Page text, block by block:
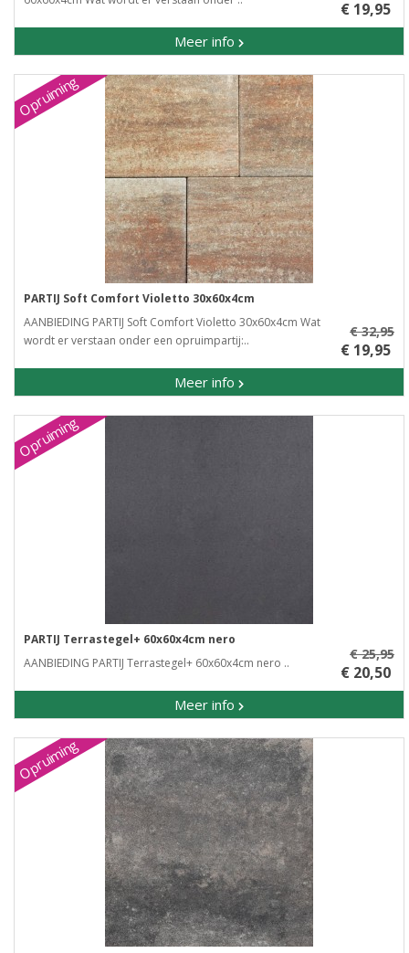
Meer info
€ 19,95
Opruiming
PARTIJ Soft Comfort Violetto 30x60x4cm
AANBIEDING PARTIJ Soft Comfort Violetto 30x60x4cm Wat
wordt er verstaan onder een opruimpartij:..
Meer info
€ 32,95
€ 19,95
Opruiming
PARTIJ Terrastegel+ 60x60x4cm nero
AANBIEDING PARTIJ Terrastegel+ 60x60x4cm nero ..
Meer info
€ 25,95
€ 20,50
Opruiming